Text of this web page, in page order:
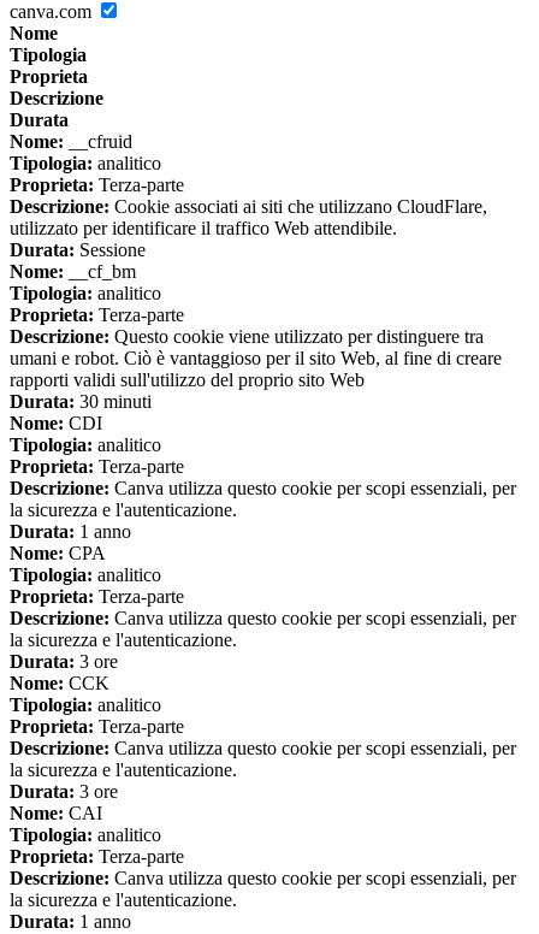
canva.com
Nome
Tipologia
Proprieta
Descrizione
Durata
Nome: __cfruid
Tipologia: analitico
Proprieta: Terza-parte
Descrizione: Cookie associati ai siti che utilizzano CloudFlare,
utilizzato per identificare il traffico Web attendibile.
Durata: Sessione
Nome: __cf_bm
Tipologia: analitico
Proprieta: Terza-parte
Descrizione: Questo cookie viene utilizzato per distinguere tra
umani e robot. Ciò è vantaggioso per il sito Web, al fine di creare
rapporti validi sull'utilizzo del proprio sito Web
Durata: 30 minuti
Nome: CDI
Tipologia: analitico
Proprieta: Terza-parte
Descrizione: Canva utilizza questo cookie per scopi essenziali, per
la sicurezza e l'autenticazione.
Durata: 1 anno
Nome: CPA
Tipologia: analitico
Proprieta: Terza-parte
Descrizione: Canva utilizza questo cookie per scopi essenziali, per
la sicurezza e l'autenticazione.
Durata: 3 ore
Nome: CCK
Tipologia: analitico
Proprieta: Terza-parte
Descrizione: Canva utilizza questo cookie per scopi essenziali, per
la sicurezza e l'autenticazione.
Durata: 3 ore
Nome: CAI
Tipologia: analitico
Proprieta: Terza-parte
Descrizione: Canva utilizza questo cookie per scopi essenziali, per
la sicurezza e l'autenticazione.
Durata: 1 anno